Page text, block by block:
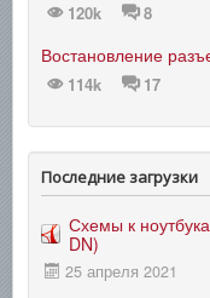
120k 8
Востановление
114k 17
Последние загрузки
Схемы к
DN)
25 апреля 2021